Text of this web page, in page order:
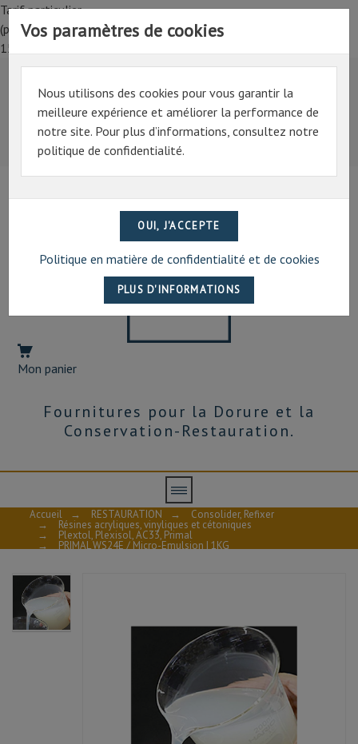
Tarif particulier,
(professionnel, connectez-vous pour bénéficier de la remise de
15%)
Tarif particulier,
(professionnel, connectez-vous pour bénéficier de la
remise de 15%)
07 69 94 13 47
Mon panier
Fournitures pour la Dorure et la
Conservation-Restauration.
Vos paramètres de cookies
Nous utilisons des cookies pour vous garantir la
meilleure expérience et améliorer la performance de
notre site. Pour plus d’informations, consultez notre
politique de confidentialité.
Politique en matière de confidentialité et de cookies
Accueil → RESTAURATION → Consolider, Refixer
→ Résines acryliques, vinyliques et cétoniques
→ Plextol, Plexisol, AC33, Primal
→ PRIMAL WS24E / Micro-Emulsion | 1KG
PRIMAL WS 24E
Fiche technique - PRIMAL WS 24 E
VOIR L'ATTESTATION 10/10
Basé sur 1 avis